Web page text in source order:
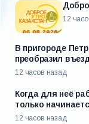
12
В пригороде
преобразил
12 часов назад
Когда для неё
только
12 часов назад